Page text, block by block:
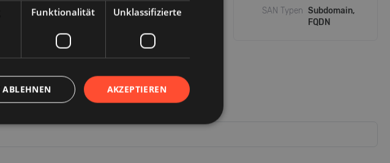
SAN Typen Subdomain,
FQDN
Funktionalität Unklassifizierte
AKZEPTIEREN
ABLEHNEN